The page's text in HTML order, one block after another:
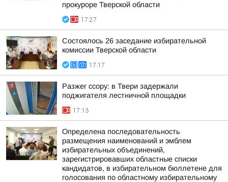
прокуроре Тверской области
17:27
Состоялось 26 заседание избирательной
комиссии Тверской области
17:17
Разжег ссору: в Твери задержали
поджигателя лестничной площадки
17:13
Определена последовательность
размещения наименований и эмблем
избирательных объединений,
зарегистрировавших областные списки
кандидатов, в избирательном бюллетене для
голосования по областному избирательному